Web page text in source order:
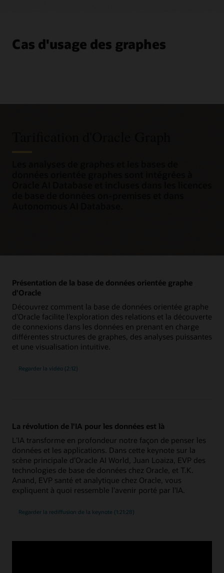
Cas d'usage des graphes
Présentation de la base de données orientée graphe
d'Oracle
Découvrez comment la base de données orientée graphe
d’Oracle facilite l’exploration des relations et la découverte
de connexions dans les données en prenant en charge
différentes structures de graphes, des analyses puissantes
et une visualisation intuitive.
Regarder la vidéo (2:12)
La révolution de l'IA pour les données est là
L’IA transforme en profondeur notre façon de penser les
données et les applications. Dans cette keynote sur la
scène principale d’Oracle AI World, Juan Loaiza, EVP des
technologies de base de données chez Oracle, et T.K.
Anand, EVP santé et analytique chez Oracle, vous
expliquent à quoi ressemble l’avenir porté par l’IA.
Regarder la rediffusion de la keynote (1:21:28)